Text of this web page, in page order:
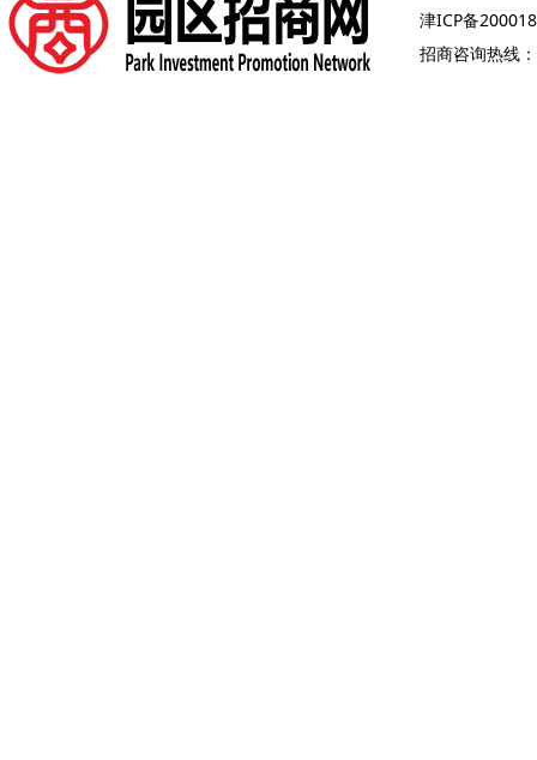
津ICP备
招商咨询热线：